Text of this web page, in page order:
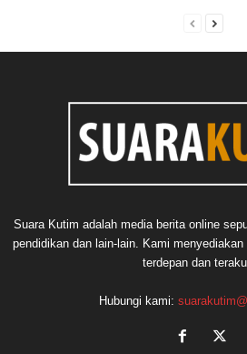
Suara Kutim adalah media berita online
pendidikan dan lain-lain. Kami menyediakan
terdepan dan
Hubungi kami: